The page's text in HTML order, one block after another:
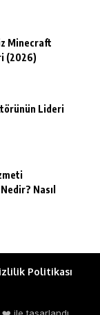
Minecraft
(2026)
Lideri
Nasıl
Politikası